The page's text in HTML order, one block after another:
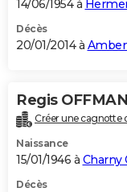
14/06/1954 à
Décès
20/01/2014 à
Regis
Créer une cagnotte
Naissance
15/01/1946 à Charny
Décès